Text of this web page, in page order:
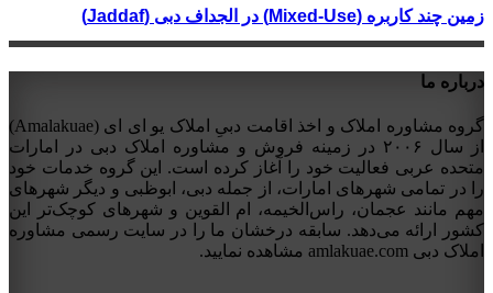
زمین چند کاربره (Mixed-Use) در الجداف دبی (Jaddaf)
درباره ما
گروه مشاوره املاک و اخذ اقامت دبیِ املاک یو ای ای (Amalakuae)
از سال ۲۰۰۶ در زمینه فروش و مشاوره املاک دبی در امارات
متحده عربی فعالیت خود را آغاز کرده است. این گروه خدمات خود
را در تمامی شهرهای امارات، از جمله دبی، ابوظبی و دیگر شهرهای
مهم مانند عجمان، راس‌الخیمه، ام القوین و شهرهای کوچک‌تر این
کشور ارائه می‌دهد. سابقه درخشان ما را در سایت رسمی مشاوره
املاک دبی amlakuae.com مشاهده نمایید.